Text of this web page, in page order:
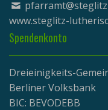
www.steglitz-
Spendenkonto
Dreieinigkeits-
Berliner Volksbank
BIC: BEVODEBB